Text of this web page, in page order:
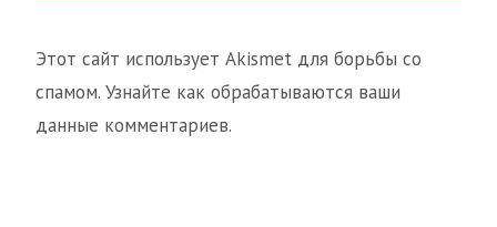
Этот сайт использует Akismet для борьбы со
спамом. Узнайте как обрабатываются ваши
данные комментариев.